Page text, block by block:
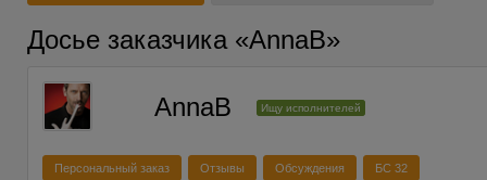
Досье заказчика «AnnaB»
AnnaB Ищу исполнителей
Персональный заказ Отзывы Обсуждения БС 32